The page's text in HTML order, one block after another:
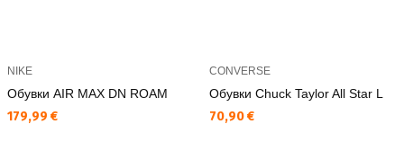
NIKE
Обувки AIR MAX DN ROAM
Текуща цена:
179,99 €
CONVERSE
Обувки Chuck Taylor All Star L
Текуща цена:
70,90 €